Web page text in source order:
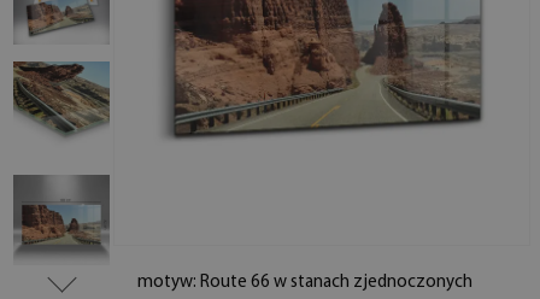
motyw: Route 66 w stanach zjednoczonych